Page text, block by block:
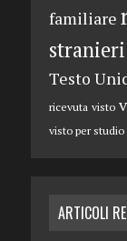
familiare
stranieri
Testo
ricevuta visto
visto per studio
ARTICOLI